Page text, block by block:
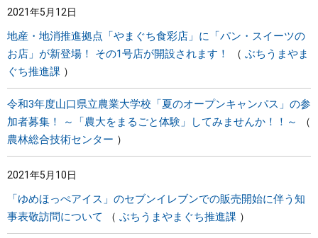
2021年5月12日
地産・地消推進拠点「やまぐち食彩店」に「パン・スイーツの
お店」が新登場！ その1号店が開設されます！
ぶちうまやま
ぐち推進課
令和3年度山口県立農業大学校「夏のオープンキャンパス」の参
加者募集！ ～「農大をまるごと体験」してみませんか！！～
農林総合技術センター
2021年5月10日
「ゆめほっぺアイス」のセブンイレブンでの販売開始に伴う知
事表敬訪問について
ぶちうまやまぐち推進課